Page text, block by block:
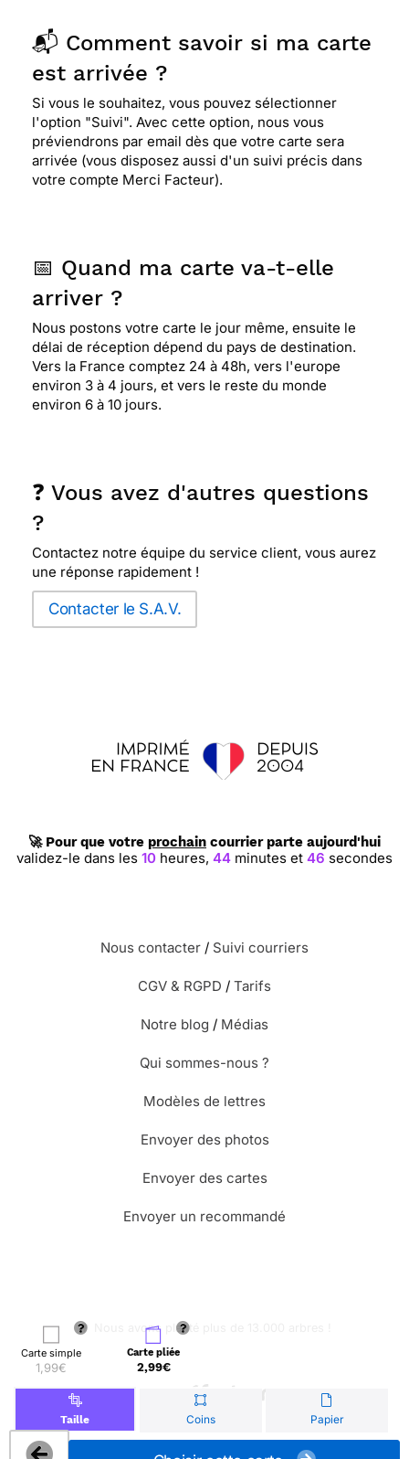
Carte simple
1,99€
Carte pliée
2,99€
Taille Coins Papier
📬 Comment savoir si ma carte
est arrivée ?
Si vous le souhaitez, vous pouvez sélectionner
l'option "Suivi". Avec cette option, nous vous
préviendrons par email dès que votre carte sera
arrivée (vous disposez aussi d'un suivi précis dans
votre compte Merci Facteur).
📅 Quand ma carte va-t-elle
arriver ?
Nous postons votre carte le jour même, ensuite le
délai de réception dépend du pays de destination.
Vers la France comptez 24 à 48h, vers l'europe
environ 3 à 4 jours, et vers le reste du monde
environ 6 à 10 jours.
❓ Vous avez d'autres questions
?
Contactez notre équipe du service client, vous aurez
une réponse rapidement !
Contacter le S.A.V.
🚀 Pour que votre prochain courrier parte aujourd'hui
validez-le dans les10 heures,44 minutes et45 secondes
Nous contacter / Suivi courriers
CGV & RGPD / Tarifs
Notre blog / Médias
Qui sommes-nous ?
Modèles de lettres
Envoyer des photos
Envoyer des cartes
Envoyer un recommandé
🌳 Nous avons planté plus de 13.000 arbres !
© Merci Facteur